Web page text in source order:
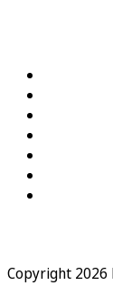
Copyright 2026